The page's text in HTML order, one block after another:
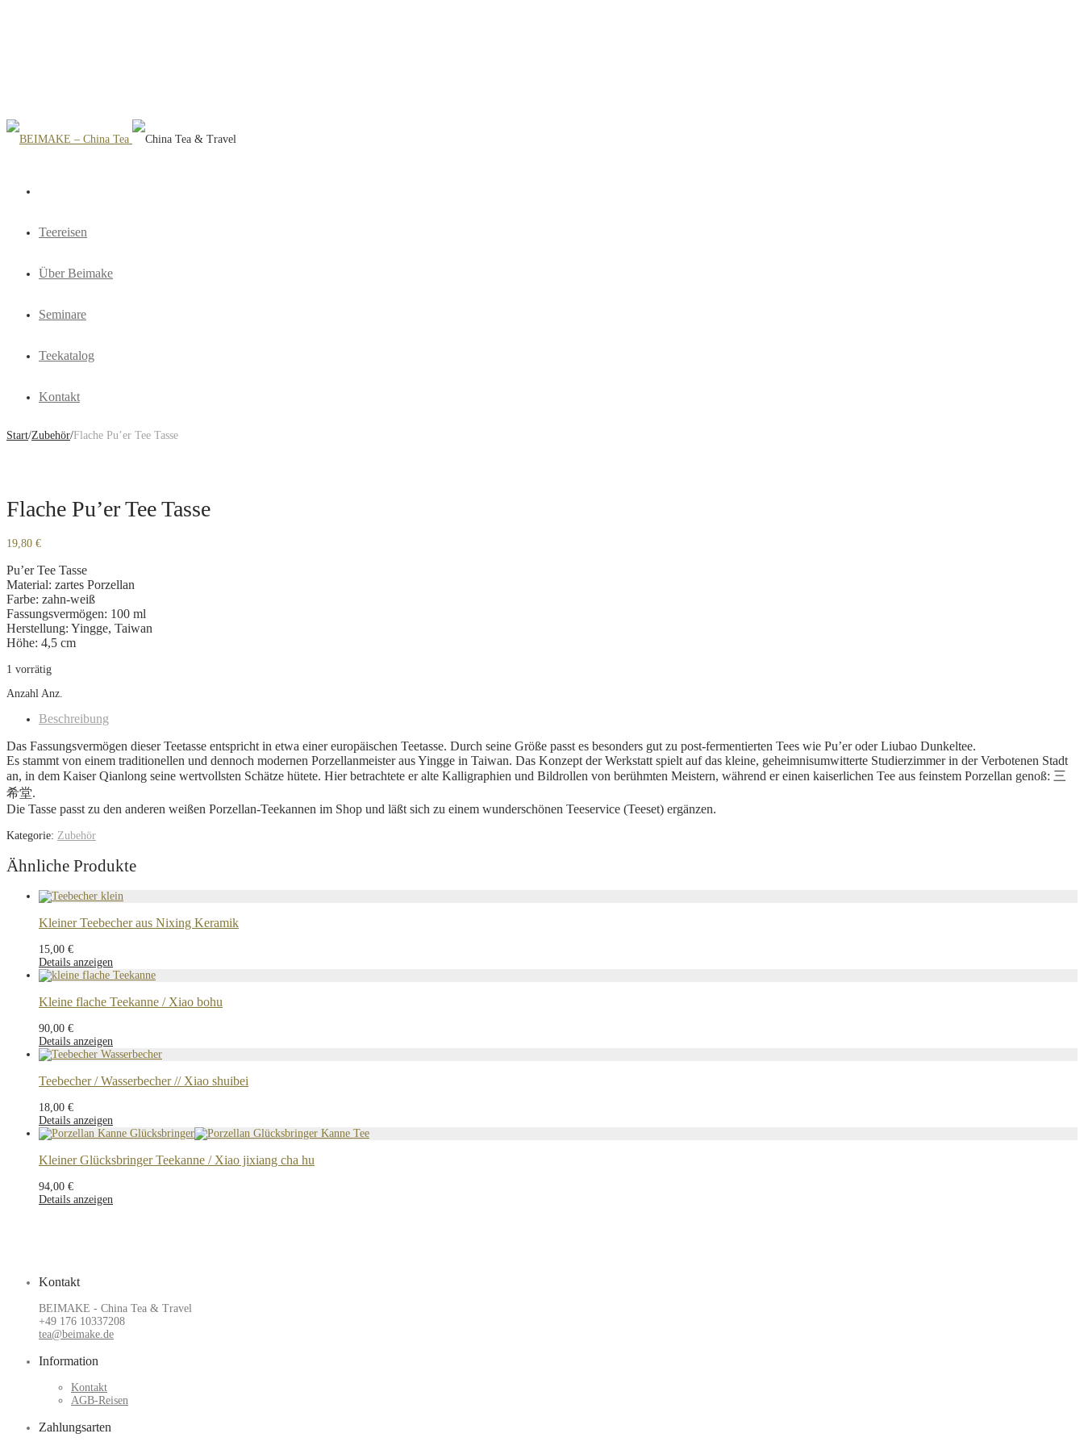
Teereisen
Über Beimake
Seminare
Teekatalog
Kontakt
Start/Zubehör/Flache Pu’er Tee Tasse
Flache Pu’er Tee Tasse
19,80 €
Pu’er Tee Tasse
Material: zartes Porzellan
Farbe: zahn-weiß
Fassungsvermögen: 100 ml
Herstellung: Yingge, Taiwan
Höhe: 4,5 cm
1 vorrätig
Anzahl Anz.
Beschreibung
Das Fassungsvermögen dieser Teetasse entspricht in etwa einer europäischen Teetasse. Durch seine Größe passt es besonders gut zu post-fermentierten Tees wie Pu’er oder Liubao Dunkeltee.
Es stammt von einem traditionellen und dennoch modernen Porzellanmeister aus Yingge in Taiwan. Das Konzept der Werkstatt spielt auf das kleine, geheimnisumwitterte Studierzimmer in der Verbotenen Stadt
an, in dem Kaiser Qianlong seine wertvollsten Schätze hütete. Hier betrachtete er alte Kalligraphien und Bildrollen von berühmten Meistern, während er einen kaiserlichen Tee aus feinstem Porzellan genoß: 三
希堂.
Die Tasse passt zu den anderen weißen Porzellan-Teekannen im Shop und läßt sich zu einem wunderschönen Teeservice (Teeset) ergänzen.
Kategorie: Zubehör
Ähnliche Produkte
Kleiner Teebecher aus Nixing Keramik
15,00 €
Details anzeigen
Kleine flache Teekanne / Xiao bohu
90,00 €
Details anzeigen
Teebecher / Wasserbecher // Xiao shuibei
18,00 €
Details anzeigen
Kleiner Glücksbringer Teekanne / Xiao jixiang cha hu
94,00 €
Details anzeigen
Kontakt
BEIMAKE - China Tea & Travel
+49 176 10337208
tea@beimake.de
Information
Kontakt
AGB-Reisen
Zahlungsarten